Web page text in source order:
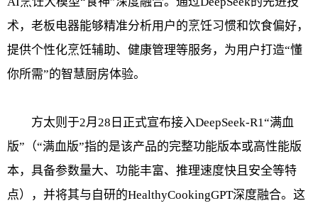
术，老板电器能够精准分析用户的烹饪习惯和饮食偏好，
提供个性化烹饪辅助、健康管理等服务，为用户打造“懂
你所需”的智慧厨房体验。
方太则于2月28日正式宣布接入DeepSeek-R1“满血
版”（“满血版”指的是该产品的完整功能版本或高性能版
本，具备参数量大、功能丰富、推理速度快且安全等特
点），并将其与自研的HealthyCookingGPT深度融合。这